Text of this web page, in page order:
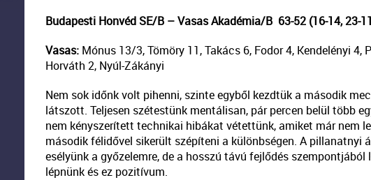
Budapesti Honvéd SE/B – Vasas Akadémia/B 63-52 (16-14, 23-
Vasas: Mónus 13/3, Tömöry 11, Takács 6, Fodor 4, Kendelényi 4,
Horváth 2, Nyúl-Zákányi
Nem sok időnk volt pihenni, szinte egyből kezdtük a második
látszott. Teljesen szétestünk mentálisan, pár percen belül több
nem kényszerített technikai hibákat vétettünk, amiket már nem
második félidővel sikerült szépíteni a különbségen. A pillanatnyi
esélyünk a győzelemre, de a hosszú távú fejlődés
lépnünk és ez pozitívum.